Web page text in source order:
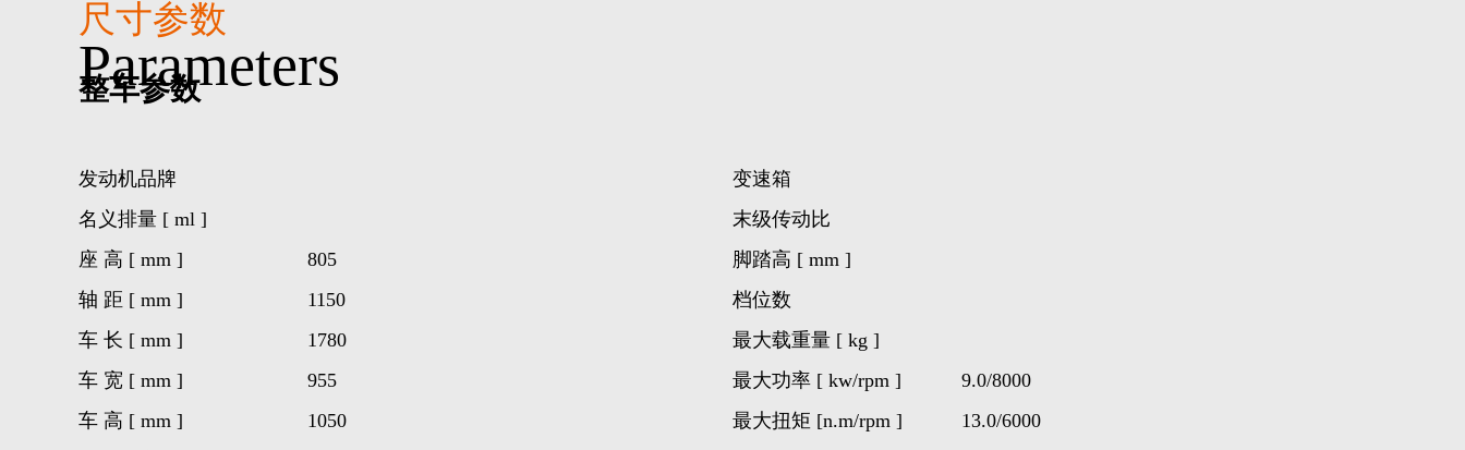
尺寸参数
parameters
整车参数
发动机品牌
名义排量 [ ml ]
座 高 [ mm ]
805
轴 距 [ mm ]
1150
车 长 [ mm ]
1780
车 宽 [ mm ]
955
车 高 [ mm ]
1050
变速箱
末级传动比
脚踏高 [ mm ]
档位数
最大载重量 [ kg ]
最大功率 [ kw/rpm ]
90/8000
最大扭矩 [nm/rpm ]
130/6000